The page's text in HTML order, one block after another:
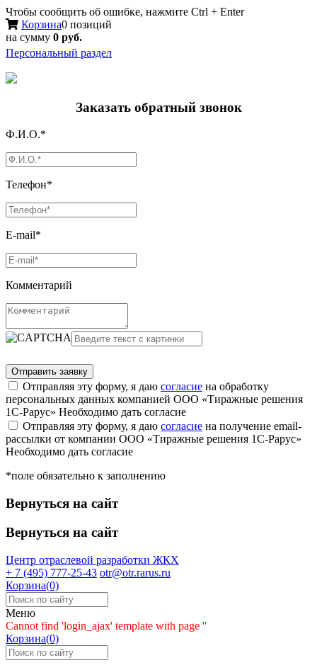
Чтобы сообщить об ошибке, нажмите Ctrl + Enter
Корзина0 позиций
на сумму 0 руб.
Персональный раздел
Заказать обратный звонок
Ф.И.О.*
Телефон*
E-mail*
Комментарий
Отправляя эту форму, я даю согласие на обработку
персональных данных компанией ООО «Тиражные решения
1С-Рарус» Необходимо дать согласие
Отправляя эту форму, я даю согласие на получение email-
рассылки от компании ООО «Тиражные решения 1С-Рарус»
Необходимо дать согласие
*поле обязательно к заполнению
Вернуться на сайт
Вернуться на сайт
Центр отраслевой разработки ЖКХ
+ 7 (495) 777-25-43 otr@otr.rarus.ru
Корзина(0)
Меню
Cannot find 'login_ajax' template with page ''
Корзина(0)